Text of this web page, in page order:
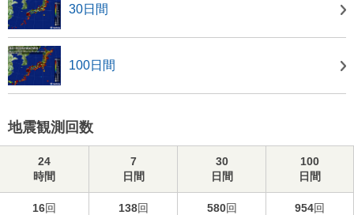
30日間
100日間
地震観測回数
24
時間
7
日間
30
日間
100
日間
16回 138回 580回 954回